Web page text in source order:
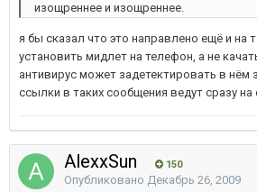
изощреннее и изощреннее.
я бы сказал что это направлено ещё и на
установить мидлет на телефон, а не
антивирус может задетектировать в нём
ссылки в таких сообщения ведут сразу на
AlexxSun 150
Опубликовано Декабрь 26, 2009